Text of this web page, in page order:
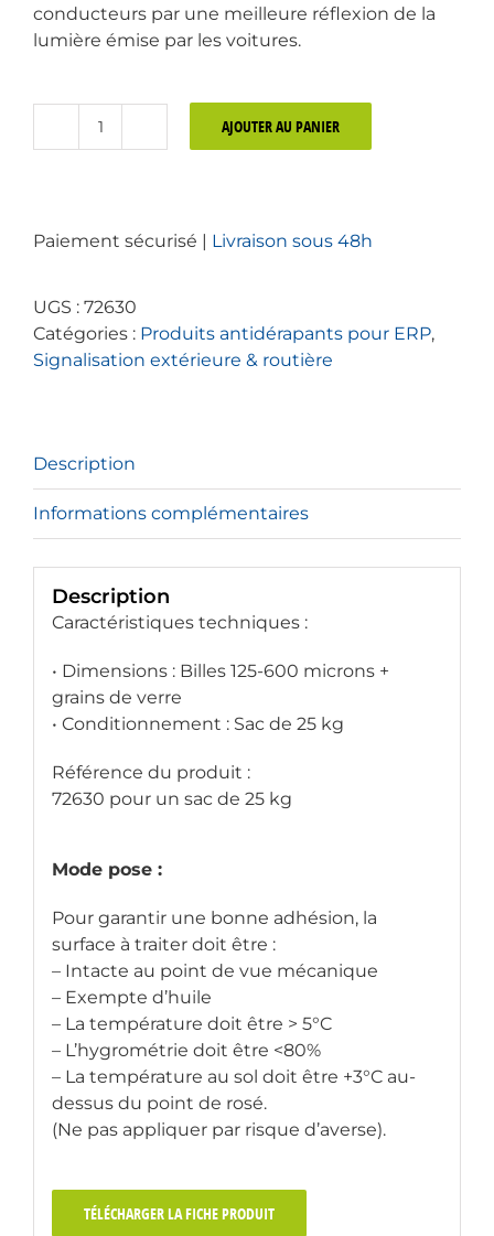
conducteurs par une meilleure réflexion de la
lumière émise par les voitures.
quantité
verre
peinture
Neva
AJOUTER AU PANIER
Paiement sécurisé | Livraison sous 48h
UGS : 72630
Catégories : Produits antidérapants pour ERP,
Signalisation extérieure & routière
Description
Informations complémentaires
Description
Caractéristiques techniques :
• Dimensions : Billes 125-600 microns +
grains de verre
• Conditionnement : Sac de 25 kg
Référence du produit :
72630 pour un sac de 25 kg
Mode pose :
Pour garantir une bonne adhésion, la
surface à traiter doit être :
– Intacte au point de vue mécanique
– Exempte d’huile
– La température doit être > 5°C
– L’hygrométrie doit être <80%
– La température au sol doit être +3°C au-
dessus du point de rosé.
(Ne pas appliquer par risque d’averse).
TÉLÉCHARGER LA FICHE PRODUIT